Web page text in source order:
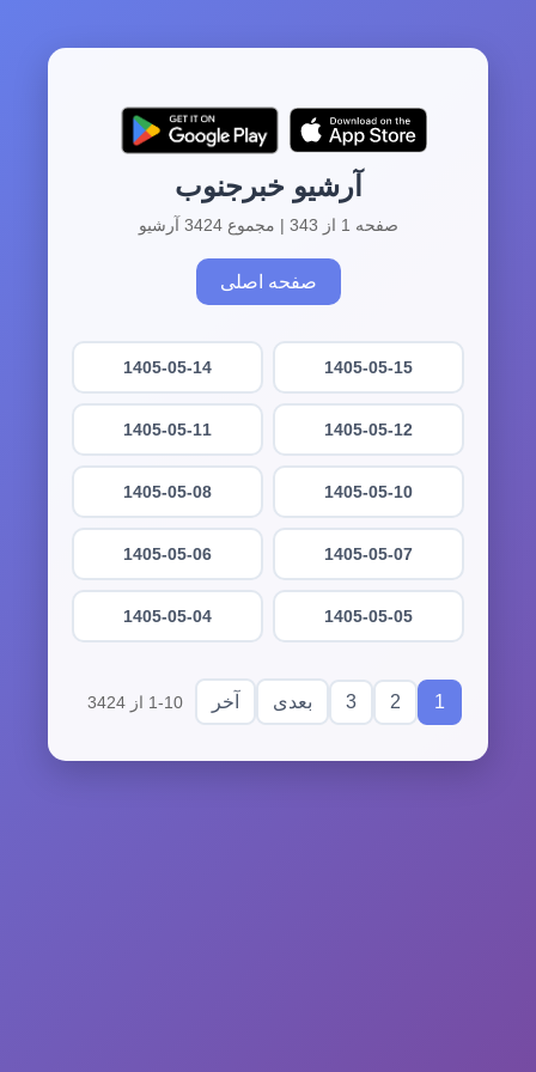
آرشیو خبرجنوب
صفحه 1 از 343 | مجموع 3424 آرشیو
صفحه اصلی
1405-05-15
1405-05-14
1405-05-12
1405-05-11
1405-05-10
1405-05-08
1405-05-07
1405-05-06
1405-05-05
1405-05-04
1
2
3 بعدی آخر 1-10 از 3424